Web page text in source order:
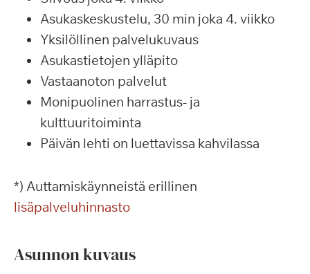
Asukaskeskustelu, 30 min joka 4. viikko
Yksilöllinen palvelukuvaus
Asukastietojen ylläpito
Vastaanoton palvelut
Monipuolinen harrastus- ja
kulttuuritoiminta
Päivän lehti on luettavissa kahvilassa
*) Auttamiskäynneistä erillinen
lisäpalveluhinnasto
Asunnon kuvaus